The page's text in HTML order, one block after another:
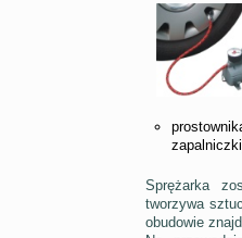
Sprężarka
tworzywa
obudowie